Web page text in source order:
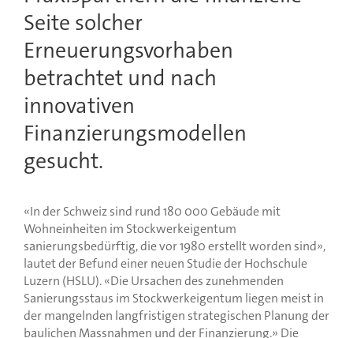
Seite solcher
Erneuerungsvorhaben
betrachtet und nach
innovativen
Finanzierungsmodellen
gesucht.
«In der Schweiz sind rund 180 000 Gebäude mit
Wohneinheiten im Stockwerkeigentum
sanierungsbedürftig, die vor 1980 erstellt worden sind»,
lautet der Befund einer neuen Studie der Hochschule
Luzern (HSLU). «Die Ursachen des zunehmenden
Sanierungsstaus im Stockwerkeigentum liegen meist in
der mangelnden langfristigen strategischen Planung der
baulichen Massnahmen und der Finanzierung.» Die